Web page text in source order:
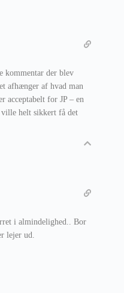
kommentar der blev
afhænger af hvad man
acceptabelt for JP – en
ville helt sikkert få det
i almindelighed.. Bor
lejer ud.